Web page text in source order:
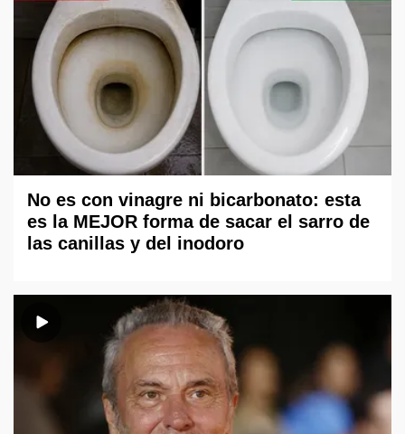
No es con vinagre ni bicarbonato: esta
es la MEJOR forma de sacar el sarro de
las canillas y del inodoro